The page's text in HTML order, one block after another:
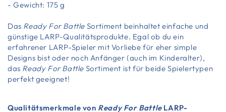
- Gewicht: 175 g
Das Ready For Battle Sortiment beinhaltet einfache und
günstige LARP-Qualitätsprodukte. Egal ob du ein
erfahrener LARP-Spieler mit Vorliebe für eher simple
Designs bist oder noch Anfänger (auch im Kinderalter),
das Ready For Battle Sortiment ist für beide Spielertypen
perfekt geeignet!
Qualitätsmerkmale von Ready For Battle LARP-